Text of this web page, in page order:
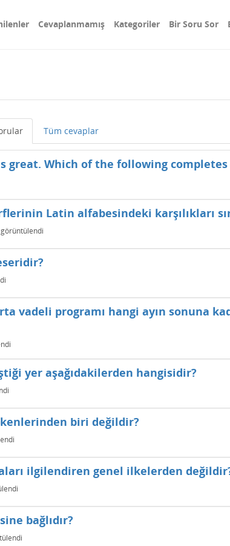
Cevaplanmamış Kategoriler Bir Soru Sor
Tüm cevaplar
great. Which of the following
Latin alfabesindeki karşılıkları
vadeli programı hangi ayın sonuna
yer aşağıdakilerden hangisidir?
biri değildir?
ilgilendiren genel ilkelerden
bağlıdır?